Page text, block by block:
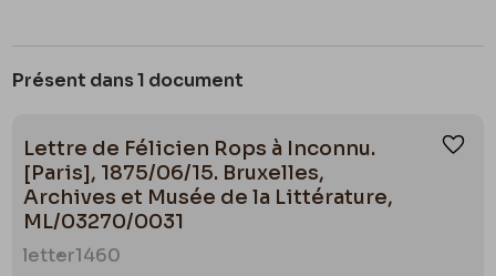
Présent dans 1 document
Lettre de Félicien Rops à Inconnu.
[Paris], 1875/06/15. Bruxelles,
Archives et Musée de la Littérature,
ML/03270/0031
letter1460